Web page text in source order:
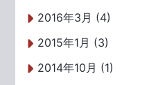
2016年3月 (4)
2015年1月 (3)
2014年10月 (1)